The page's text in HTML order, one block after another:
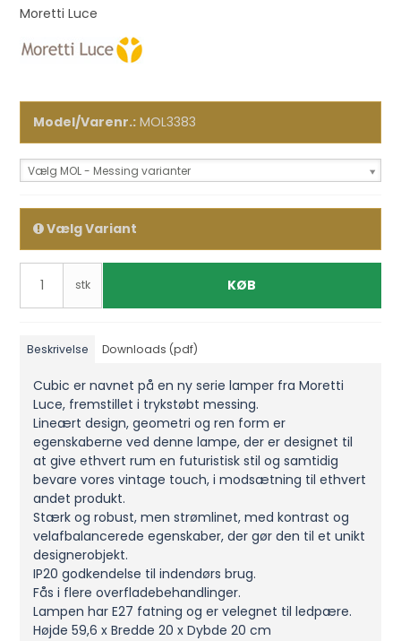
Moretti Luce
Model/Varenr.: MOL3383
Vælg MOL - Messing varianter
Vælg Variant
stk KØB
Beskrivelse Downloads (pdf)
Cubic er navnet på en ny serie lamper fra Moretti
Luce, fremstillet i trykstøbt messing.
Lineært design, geometri og ren form er
egenskaberne ved denne lampe, der er designet til
at give ethvert rum en futuristisk stil og samtidig
bevare vores vintage touch, i modsætning til ethvert
andet produkt.
Stærk og robust, men strømlinet, med kontrast og
velafbalancerede egenskaber, der gør den til et unikt
designerobjekt.
IP20 godkendelse til indendørs brug.
Fås i flere overfladebehandlinger.
Lampen har E27 fatning og er velegnet til ledpære.
Højde 59,6 x Bredde 20 x Dybde 20 cm